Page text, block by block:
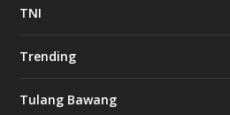
TNI
Trending
Tulang Bawang